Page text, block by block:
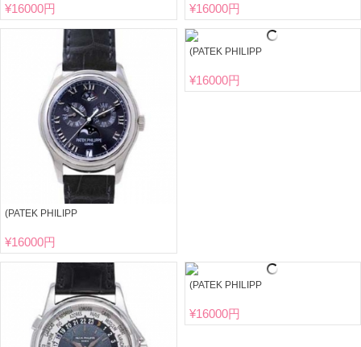
¥16000円 ¥16000円
(PATEK PHILIPP
¥16000円
(PATEK PHILIPP
¥16000円
(PATEK PHILIPP
¥16000円